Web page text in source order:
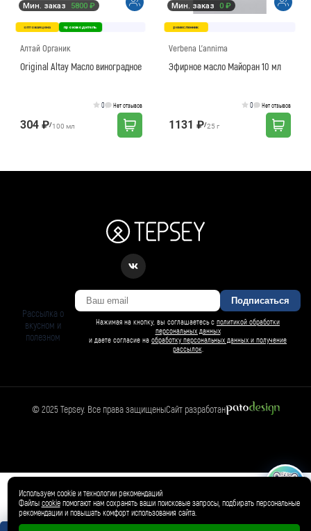
🛍️ Магазин
Товар добавлен в корзину ✓
Мин. заказ 5800 ₽
оптовая цена производитель
Алтай Органик
Original Altay Масло виноградное
0 Нет отзывов
304 ₽/100 мл
Мин. заказ 0 ₽
ремесленник
Verbena L'annima
Эфирное масло Майоран 10 мл
0 Нет отзывов
1131 ₽/25 г
Рассылка о
вкусном и
полезном
Подписаться
Нажимая на кнопку, вы соглашаетесь с политикой обработки
персональных данных
и даете согласие на обработку персональных данных и получение
рассылок
© 2025 Tepsey. Все права защищеныСайт разработан
Используем cookie и технологии рекомендаций
Файлы cookieпомогают нам сохранять ваши поисковые запросы, подбирать персональные
рекомендации и повышать комфорт использования сайта.
БАРСИ ИИ